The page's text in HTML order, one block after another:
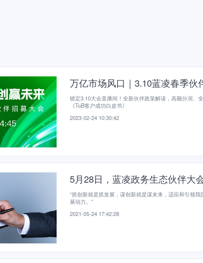
万亿市场风口｜3.10蓝凌春季伙
锁定3.10大会直播间！全新伙伴政策解读，高额分润、
《ToB客户成功白皮书》
2023-02-24 10:30:42
5月28日，蓝凌政务生态伙伴大
“抓创新就是抓发展，谋创新就是谋未来，适应和引领
展动力。”
2021-05-24 17:42:28